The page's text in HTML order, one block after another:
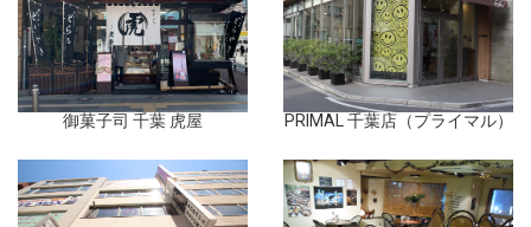
御菓子司 千葉 虎屋 PRIMAL 千葉店（プライマル）